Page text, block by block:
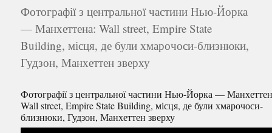
Фотографії з центральної частини Нью-Йорка
— Манхеттена: Wall street, Empire State
Building, місця, де були хмарочоси-близнюки,
Гудзон, Манхеттен зверху
Фотографії з центральної частини Нью-Йорка —
Wall street, Empire State Building, місця, де були хмарочоси-
близнюки, Гудзон, Манхеттен зверху